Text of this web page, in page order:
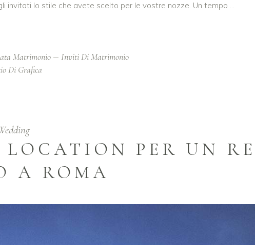
invitati lo stile che avete scelto per le vostre nozze. Un tempo
Matrimonio
Inviti Di Matrimonio
Di Grafica
PER UN
A ROMA